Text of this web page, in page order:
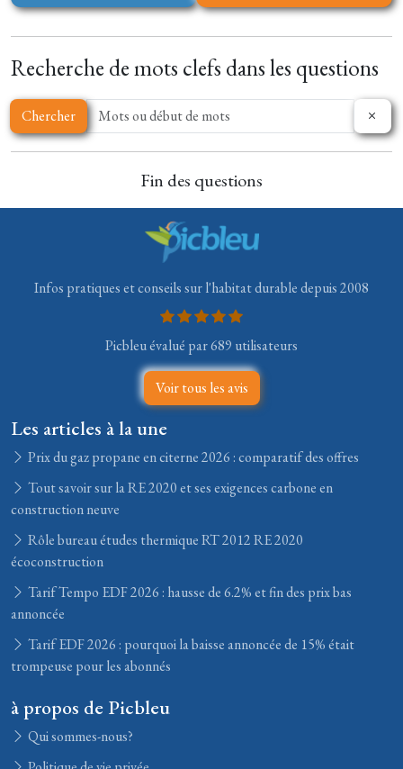
Recherche de mots clefs dans les questions
Chercher
Fin des questions
Infos pratiques et conseils sur l'habitat durable depuis 2008
Picbleu évalué par 689 utilisateurs
Voir tous les avis
Les articles à la une
Prix du gaz propane en citerne 2026 : comparatif des offres
Tout savoir sur la RE 2020 et ses exigences carbone en
construction neuve
Rôle bureau études thermique RT 2012 RE 2020
écoconstruction
Tarif Tempo EDF 2026 : hausse de 6.2% et fin des prix bas
annoncée
Tarif EDF 2026 : pourquoi la baisse annoncée de 15% était
trompeuse pour les abonnés
à propos de Picbleu
Qui sommes-nous?